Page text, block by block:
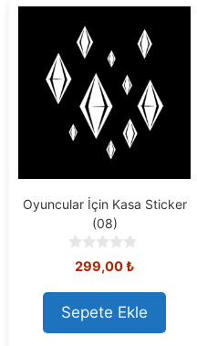
Oyuncular İçin Kasa Sticker
(08)
0
o
u
t
o
f
299,00₺
Sepete Ekle